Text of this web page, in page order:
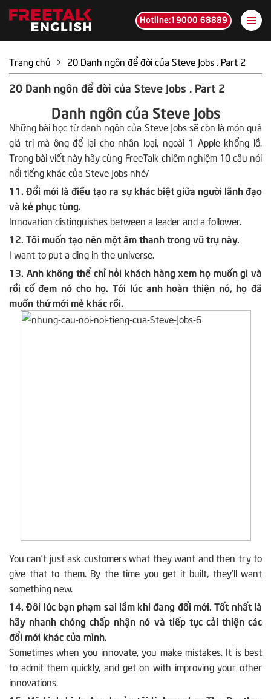
Hotline:19000 68889
Trang chủ > 20 Danh ngôn để đời của Steve Jobs . Part 2
20 Danh ngôn để đời của Steve Jobs . Part 2
Danh ngôn của Steve Jobs
Những bài học từ danh ngôn của Steve Jobs sẽ còn là món quà
giá trị mà ông để lại cho nhân loại, ngoài 1 Apple khổng lồ.
Trong bài viết này hãy cùng FreeTalk chiêm nghiệm 10 câu nói
nổi tiếng khác của Steve Jobs nhé/
11. Đổi mới là điều tạo ra sự khác biệt giữa người lãnh đạo
và kẻ phục tùng.
Innovation distinguishes between a leader and a follower.
12. Tôi muốn tạo nên một âm thanh trong vũ trụ này.
I want to put a ding in the universe.
13. Anh không thể chỉ hỏi khách hàng xem họ muốn gì và
rồi cố đem nó cho họ. Tới lúc anh hoàn thiện nó, họ đã
muốn thứ mới mẻ khác rồi.
You can’t just ask customers what they want and then try to
give that to them. By the time you get it built, they’ll want
something new.
14. Đôi lúc bạn phạm sai lầm khi đang đổi mới. Tốt nhất là
hãy nhanh chóng chấp nhận nó và tiếp tục cải thiện các
đổi mới khác của mình.
Sometimes when you innovate, you make mistakes. It is best
to admit them quickly, and get on with improving your other
innovations.